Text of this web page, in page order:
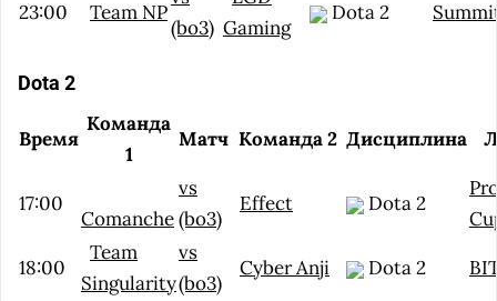
23:00 Team NP
(bo3) Gaming
Dota 2
Dota 2
Время
Команда
1
Матч Команда 2 Дисциплина
17:00
Comanche
vs
(bo3)
Effect Dota 2
18:00
Team
Singularity
vs
(bo3)
Cyber Anji Dota 2